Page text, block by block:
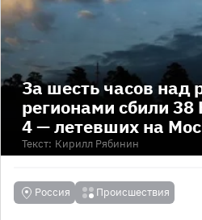
За шесть часов над
регионами сбили
4 — летевших на
Текст: Кирилл Рябинин
Россия Происшествия